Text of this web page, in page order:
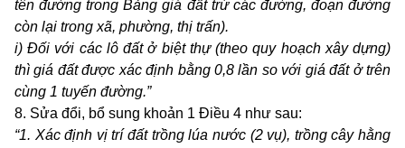
tên đường trong Bảng giá đất trừ các đường, đoạn đường
còn lại trong xã, phường, thị trấn).
i) Đối với các lô đất ở biệt thự (theo quy hoạch xây dựng)
thì giá đất được xác định bằng 0,8 lần so với giá đất ở trên
cùng 1 tuyến đường.”
8. Sửa đổi, bổ sung khoản 1 Điều 4 như sau:
“1. Xác định vị trí đất trồng lúa nước (2 vụ), trồng cây hằng